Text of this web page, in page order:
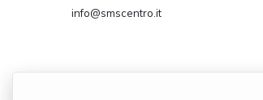
info@smscentro.it